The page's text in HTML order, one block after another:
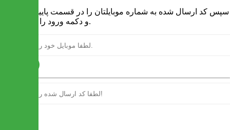
و دکمه ورود را انتخاب کنید.